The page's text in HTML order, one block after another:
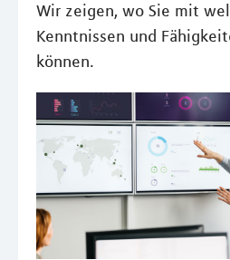
Wir zeigen, wo Sie mit
Kenntnissen und
können.